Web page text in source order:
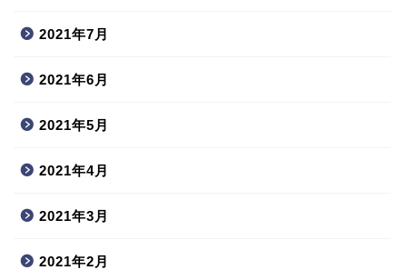
2021年7月
2021年6月
2021年5月
2021年4月
2021年3月
2021年2月